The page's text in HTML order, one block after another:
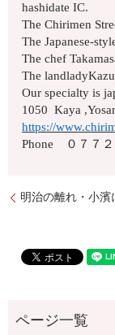
hashidate IC.
The Chirimen
The Japanese-
The chef
The
Our specialty is
1050 Kaya
https://
Phone ０７７
明治の離れ・小濱